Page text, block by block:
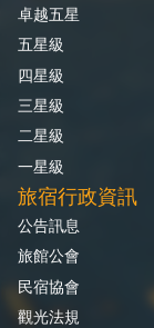
卓越五星
五星級
四星級
三星級
二星級
一星級
旅宿行政資訊
公告訊息
旅館公會
民宿協會
觀光法規